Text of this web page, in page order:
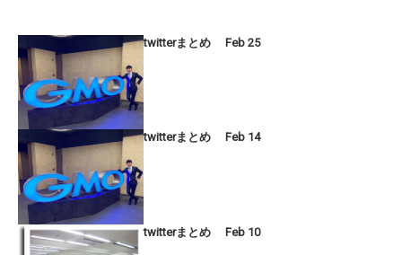
twitterまとめ Feb 25
twitterまとめ Feb 14
twitterまとめ Feb 10